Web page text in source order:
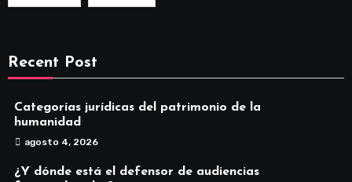
Recent Post
Categorías jurídicas del patrimonio de la
humanidad
agosto 4, 2026
¿Y dónde está el defensor de audiencias